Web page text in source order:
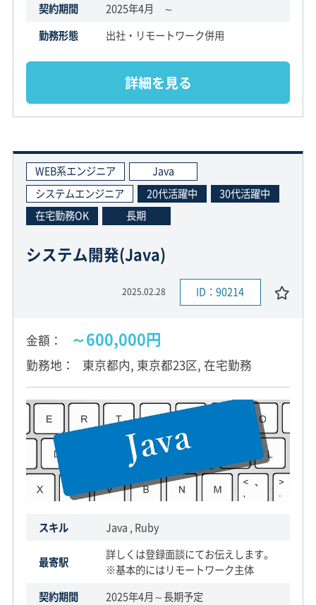
契約期間
2025年4月 ～
勤務形態
出社・リモートワーク併用
詳細を見る
WEB系エンジニア
Java
システムエンジニア
20代活躍中
30代活躍中
在宅勤務OK
長期
システム開発(Java)
2025.02.28 ID：90214
金額 ～600,000円
勤務地 東京都内, 東京都23区, 在宅勤務
スキル Java , Ruby
最寄駅
詳しくは登録面談にてお伝えします。
※基本的にはリモートワーク主体
契約期間
2025年4月～長期予定